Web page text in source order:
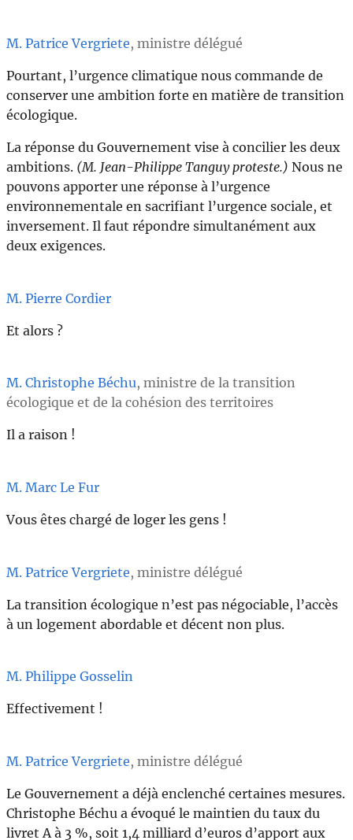
M. Patrice Vergriete, ministre délégué
Pourtant, l’urgence climatique nous commande de
conserver une ambition forte en matière de transition
écologique.
La réponse du Gouvernement vise à concilier les deux
ambitions. (M. Jean-Philippe Tanguy proteste.) Nous ne
pouvons apporter une réponse à l’urgence
environnementale en sacrifiant l’urgence sociale, et
inversement. Il faut répondre simultanément aux
deux exigences.
M. Pierre Cordier
Et alors ?
M. Christophe Béchu, ministre de la transition
écologique et de la cohésion des territoires
Il a raison !
M. Marc Le Fur
Vous êtes chargé de loger les gens !
M. Patrice Vergriete, ministre délégué
La transition écologique n’est pas négociable, l’accès
à un logement abordable et décent non plus.
M. Philippe Gosselin
Effectivement !
M. Patrice Vergriete, ministre délégué
Le Gouvernement a déjà enclenché certaines mesures.
Christophe Béchu a évoqué le maintien du taux du
livret A à 3 %, soit 1,4 milliard d’euros d’apport aux